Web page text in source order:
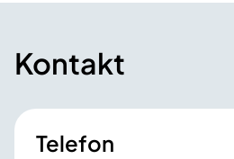
Kontakt
Telefon